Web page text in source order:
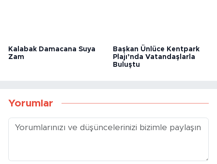
Kalabak Damacana Suya
Zam
Başkan Ünlüce Kentpark
Plajı’nda Vatandaşlarla
Buluştu
Yorumlar